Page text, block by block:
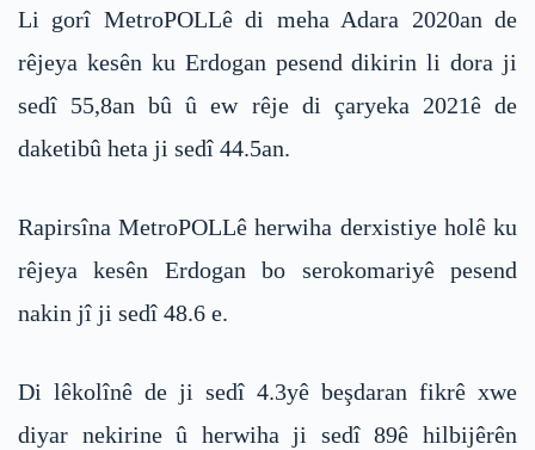
Li gorî MetroPOLLê di meha Adara 2020an de
rêjeya kesên ku Erdogan pesend dikirin li dora ji
sedî 55,8an bû û ew rêje di çaryeka 2021ê de
daketibû heta ji sedî 44.5an.
Rapirsîna MetroPOLLê herwiha derxistiye holê ku
rêjeya kesên Erdogan bo serokomariyê pesend
nakin jî ji sedî 48.6 e.
Di lêkolînê de ji sedî 4.3yê beşdaran fikrê xwe
diyar nekirine û herwiha ji sedî 89ê hilbijêrên